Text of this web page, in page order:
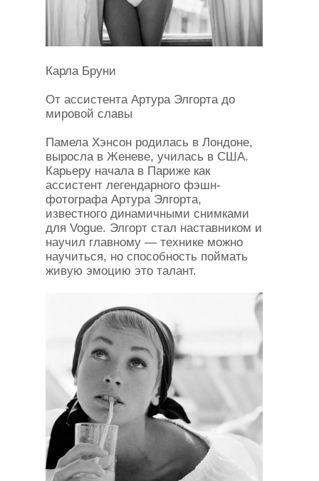
Карла Бруни
От ассистента Артура Элгорта до
мировой славы
Памела Хэнсон родилась в Лондоне,
выросла в Женеве, училась в США.
Карьеру начала в Париже как
ассистент легендарного фэшн-
фотографа Артура Элгорта,
известного динамичными снимками
для Vogue. Элгорт стал наставником и
научил главному — технике можно
научиться, но способность поймать
живую эмоцию это талант.